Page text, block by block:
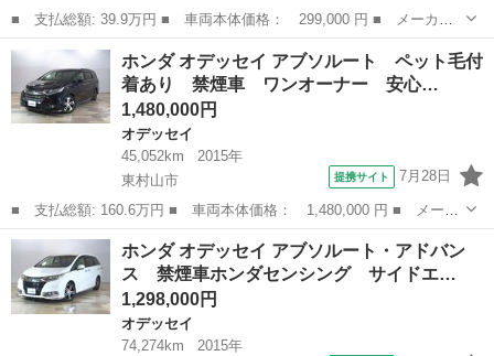
■ 支払総額: 39.9万円 ■ 車両本体価格： 299,000 円 ■ メーカー
名： ホンダ ■ 車種名： オデッセイ ■ グレード名： アブソル
ート ユーザー買取車／全方位カメラ／ハーフレザーシート／純正Ｈ
ＤＤナビ／オ...
千葉市 オデッセイ
ホンダ オデッセイ アブソルート ペット毛付
着あり 禁煙車 ワンオーナー 安心…
1,480,000円
オデッセイ
45,052km
2015年
東村山市
提携サイト 7月28日
■ 支払総額: 160.6万円 ■ 車両本体価格： 1,480,000 円 ■ メーカ
ー名： ホンダ ■ 車種名： オデッセイ ■ グレード名： アブソ
ルート ペット毛付着あり 禁煙車 ワンオーナー 安心パッケー
ジ ２列目...
東京 東村山市 オデッセイ
ホンダ オデッセイ アブソルート・アドバン
ス 禁煙車ホンダセンシング サイドエ…
1,298,000円
オデッセイ
74,274km
2015年